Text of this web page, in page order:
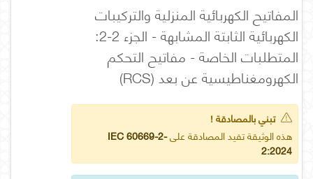
المفاتيح الكهربائية المنزلية والتركيبات
الكهربائية الثابتة المشابهة - الجزء 2-2:
المتطلبات الخاصة - مفاتيح التحكم
الكهرومغناطيسية عن بعد (RCS)
تبني بالمصادقة !
هذه الوثيقة تفيد المصادقة علىIEC 60669-2-
2:2024